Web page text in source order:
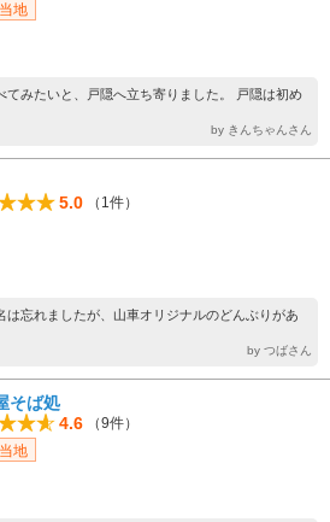
地
てみたいと、戸隠へ立ち寄りました。 戸隠は初め
by きんちゃんさん
5.0
（1件）
は忘れましたが、山車オリジナルのどんぶりがあ
by つばさん
そば処
4.6
（9件）
地